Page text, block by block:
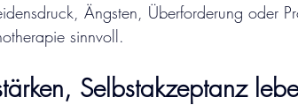
Ängsten, Überforderung oder
sinnvoll.
Selbstakzeptanz